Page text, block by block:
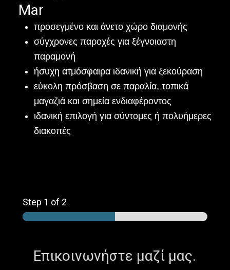
Mar
προσεγμένο και άνετο χώρο διαμονής
σύγχρονες παροχές για ξέγνοιαστη
παραμονή
ήσυχη ατμόσφαιρα ιδανική για ξεκούραση
εύκολη πρόσβαση σε παραλία, τοπικά
μαγαζιά και σημεία ενδιαφέροντος
ιδανική επιλογή για σύντομες ή πολυήμερες
διακοπές
Step 1 of 2
Επικοινωνήστε μαζί μας.